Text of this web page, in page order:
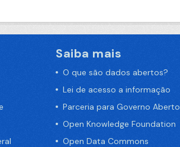
Saiba mais
O que são dados abertos?
Lei de acesso a informação
Parceria para Governo Aberto
Open Knowledge Foundation
Open Data Commons